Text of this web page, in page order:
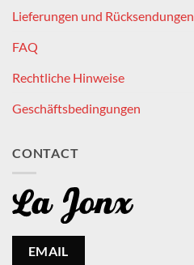
Lieferungen und Rücksendungen
FAQ
Rechtliche Hinweise
Geschäftsbedingungen
CONTACT
EMAIL